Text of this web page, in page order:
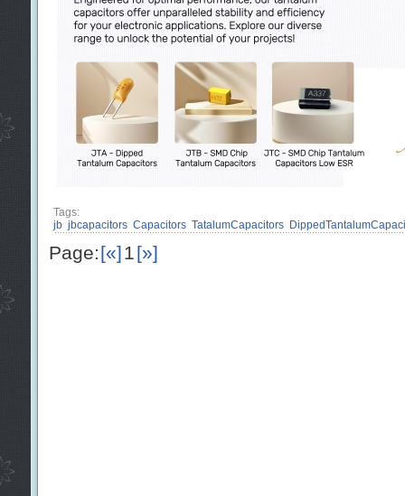
Tags:
jb jbcapacitors Capacitors TatalumCapacitors
Page:[«]1[»]